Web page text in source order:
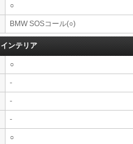
○
BMW SOSコール(○)
インテリア
○
-
-
-
○